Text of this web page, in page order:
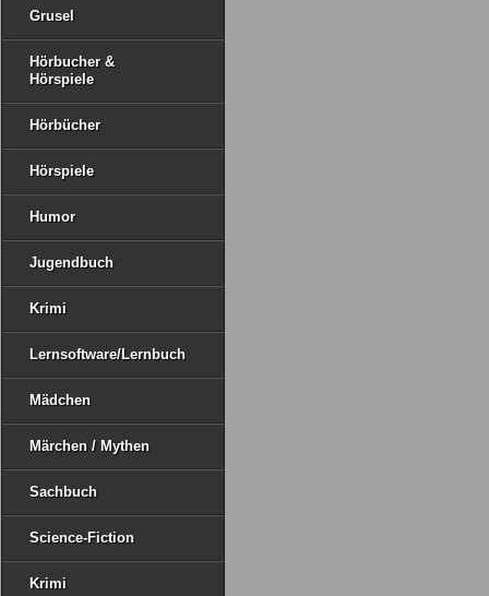
Grusel
Hörbucher &
Hörspiele
Hörbücher
Hörspiele
Humor
Jugendbuch
Krimi
Lernsoftware/Lernbuch
Mädchen
Märchen / Mythen
Sachbuch
Science-Fiction
Krimi